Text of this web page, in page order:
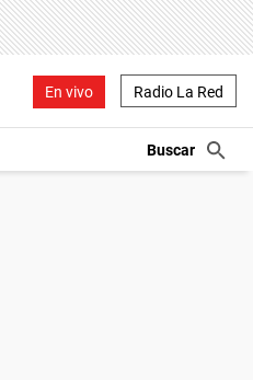
En vivo Radio La Red